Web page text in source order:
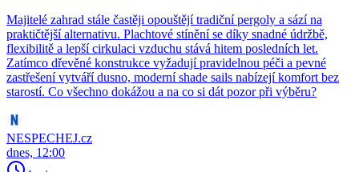
Majitelé zahrad stále častěji opouštějí tradiční pergoly a sází na
praktičtější alternativu. Plachtové stínění se díky snadné údržbě,
flexibilitě a lepší cirkulaci vzduchu stává hitem posledních let.
Zatímco dřevěné konstrukce vyžadují pravidelnou péči a pevné
zastřešení vytváří dusno, moderní shade sails nabízejí komfort bez
starostí. Co všechno dokážou a na co si dát pozor při výběru?
NESPECHEJ.cz
dnes, 12:00